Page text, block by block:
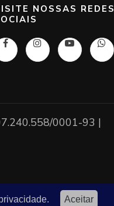
Aceitar
NOSSAS REDES
0001-93 |